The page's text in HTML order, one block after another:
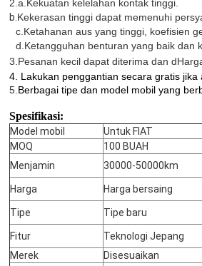
2.a .Kekuatan kelelahan kontak tinggi.
b. Kekerasan tinggi dapat memenuhi
c.Ketahanan aus yang tinggi, koefisien
d.Ketangguhan benturan yang baik dan
3. Pesanan kecil dapat diterima dan d
4. Lakukan penggantian secara gratis
5. Berbagai tipe dan model mobil yang
Spesifikasi:
Model mobil
Untuk FIAT
MOQ
100 BUAH
Menjamin
30000-50000km
Harga Harga bersaing
Tipe Tipe baru
Fitur
Teknologi Jepang
Merek
Disesuaikan